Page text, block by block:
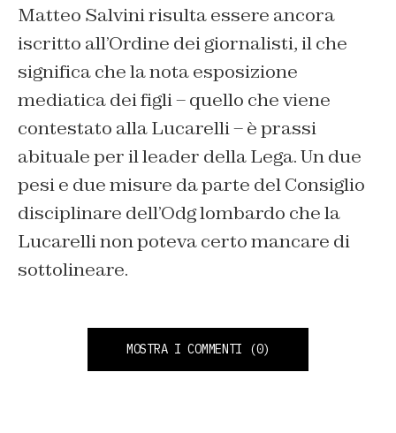
Matteo Salvini risulta essere ancora
iscritto all’Ordine dei giornalisti, il che
significa che la nota esposizione
mediatica dei figli – quello che viene
contestato alla Lucarelli – è prassi
abituale per il leader della Lega. Un due
pesi e due misure da parte del Consiglio
disciplinare dell’Odg lombardo che la
Lucarelli non poteva certo mancare di
sottolineare.
MOSTRA I COMMENTI (0)